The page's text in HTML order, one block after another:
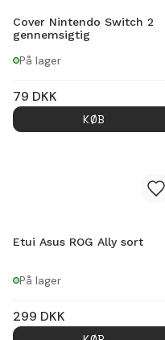
Cover Nintendo Switch 2
gennemsigtig
På lager
79 DKK
KØB
Etui Asus ROG Ally sort
På lager
299 DKK